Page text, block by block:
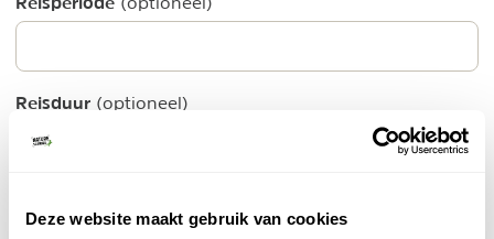
Deze website maakt gebruik van cookies
Reisduur (optioneel)
privacy policy